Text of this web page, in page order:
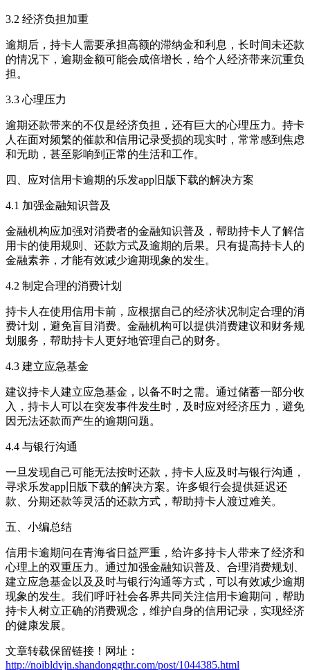
3.2 经济负担加重
逾期后，持卡人需要承担高额的滞纳金和利息，长时间未还款
的情况下，逾期金额可能会成倍增长，给个人经济带来沉重负
担。
3.3 心理压力
逾期还款带来的不仅是经济负担，还有巨大的心理压力。持卡
人在面对频繁的催款和信用记录受损的现实时，常常感到焦虑
和无助，甚至影响到正常的生活和工作。
四、应对信用卡逾期的乐发app旧版下载的解决方案
4.1 加强金融知识普及
金融机构应加强对消费者的金融知识普及，帮助持卡人了解信
用卡的使用规则、还款方式及逾期的后果。只有提高持卡人的
金融素养，才能有效减少逾期现象的发生。
4.2 制定合理的消费计划
持卡人在使用信用卡前，应根据自己的经济状况制定合理的消
费计划，避免盲目消费。金融机构可以提供消费建议和财务规
划服务，帮助持卡人更好地管理自己的财务。
4.3 建立应急基金
建议持卡人建立应急基金，以备不时之需。通过储蓄一部分收
入，持卡人可以在突发事件发生时，及时应对经济压力，避免
因无法还款而产生的逾期问题。
4.4 与银行沟通
一旦发现自己可能无法按时还款，持卡人应及时与银行沟通，
寻求乐发app旧版下载的解决方案。许多银行会提供延迟还
款、分期还款等灵活的还款方式，帮助持卡人渡过难关。
五、小编总结
信用卡逾期问在青海省日益严重，给许多持卡人带来了经济和
心理上的双重压力。通过加强金融知识普及、合理消费规划、
建立应急基金以及及时与银行沟通等方式，可以有效减少逾期
现象的发生。我们呼吁社会各界共同关注信用卡逾期问，帮助
持卡人树立正确的消费观念，维护自身的信用记录，实现经济
的健康发展。
文章转载保留链接！网址：
http://noibldvjn.shandonggthr.com/post/1044385.html